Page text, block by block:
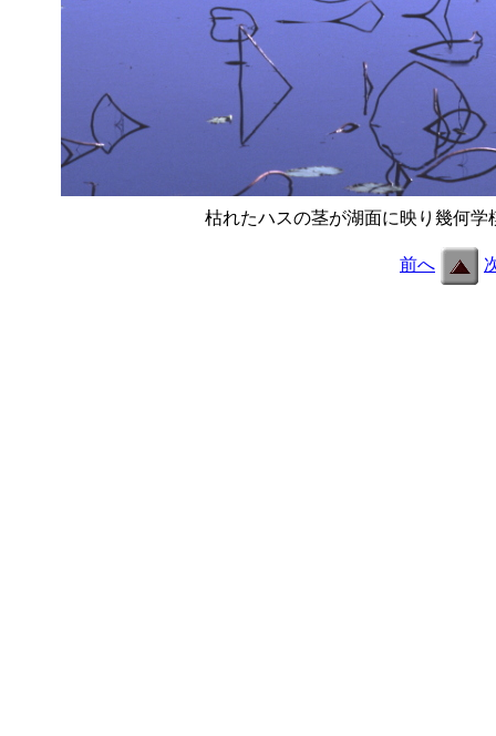
枯れたハスの茎が湖面に映り幾何学
前へ